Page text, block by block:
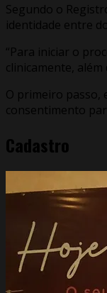
Segundo o
identidade entre
“Para iniciar o
clinicamente,
O primeiro passo,
consentimento
Cadastro